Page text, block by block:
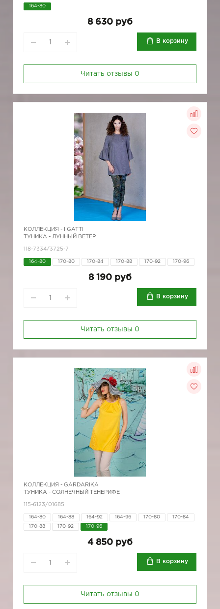
164-80
8 630 руб
В корзину
Читать отзывы 0
КОЛЛЕКЦИЯ -
I GATTI
ТУНИКА - ЛУННЫЙ ВЕТЕР
118-7334/3725-7
164-80 170-80 170-84 170-88 170-92 170-96
8 190 руб
В корзину
Читать отзывы 0
КОЛЛЕКЦИЯ - GARDARIKA
ТУНИКА - СОЛНЕЧНЫЙ ТЕНЕРИФЕ
115-6123/01685
164-80 164-88 164-92 164-96 170-80 170-84
170-88 170-92 170-96
4 850 руб
В корзину
Читать отзывы 0